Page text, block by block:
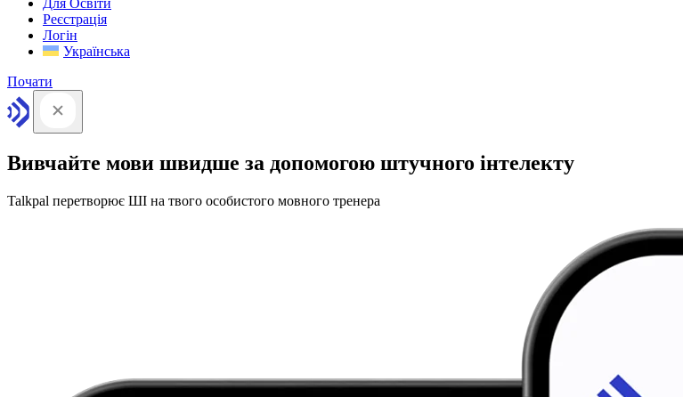
Для Освіти
Реєстрація
Логін
Українська
Почати
Вивчайте мови швидше за допомогою штучного інтелекту
Talkpal перетворює ШІ на твого особистого мовного тренера